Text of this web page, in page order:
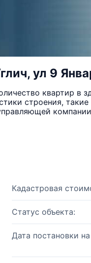
ул 9
квартир в
строения,
Кадастровая
Статус объекта:
Дата постановки